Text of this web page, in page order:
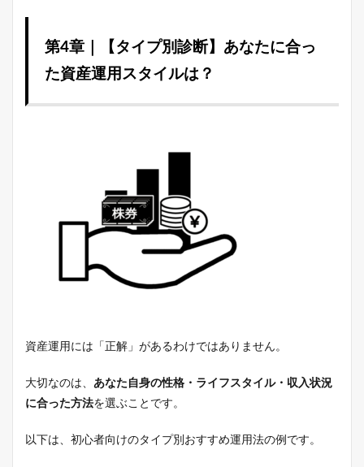
第4章｜【タイプ別診断】あなたに合っ
た資産運用スタイルは？
資産運用には「正解」があるわけではありません。
大切なのは、 あなた自身の性格・ライフスタイル・収入状況
に合った方法を選ぶことです。
以下は、初心者向けのタイプ別おすすめ運用法の例です。